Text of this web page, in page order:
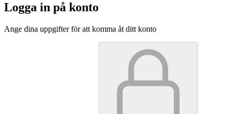
Logga in på konto
Ange dina uppgifter för att komma åt ditt konto